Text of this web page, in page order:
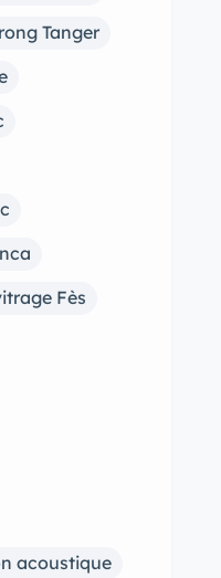
Tanger
Fès
acoustique